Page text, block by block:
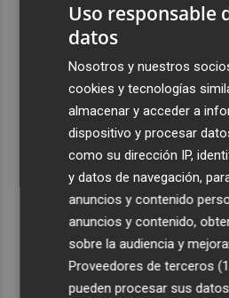
del legado de Jaume I
Una gran cadena humana de
vuelve a abrazar en las playas
Recibe toda la
Plaza Podcast
Uso responsable
datos
Nosotros y nuestros
cookies y tecnologías
almacenar y acceder a
dispositivo y procesar
como su dirección IP,
y datos de navegación,
anuncios y contenido
anuncios y contenido,
sobre la audiencia y
Proveedores de terceros
pueden procesar sus